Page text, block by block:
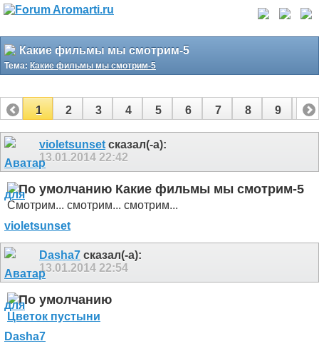
Какие фильмы мы смотрим-5
Тема: Какие фильмы мы смотрим-5
1 2 3 4 5 6 7 8 9 10
12 13
violetsunset сказал(-а):
13.01.2014 22:42
Какие фильмы мы смотрим-5
Смотрим... смотрим... смотрим...
Dasha7 сказал(-а):
13.01.2014 22:54
Цветок пустыни